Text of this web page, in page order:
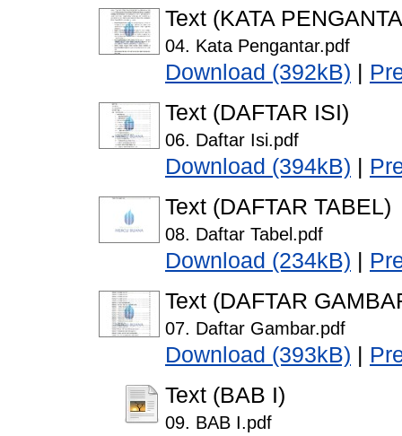
Text (KATA
04. Kata Pengantar.pdf
Download (392kB)
Text (DAFTAR ISI)
06. Daftar Isi.pdf
Download (394kB)
Text (DAFTAR TABEL)
08. Daftar Tabel.pdf
Download (234kB)
Text (DAFTAR
07. Daftar Gambar.pdf
Download (393kB)
Text (BAB I)
09. BAB I.pdf